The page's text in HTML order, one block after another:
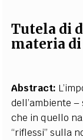
Tutela di
materia
Abstract:
dell’ambiente
che in quello
“riflessi” sulla